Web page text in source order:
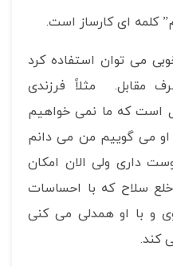
کلمه ای کارساز است.
می توان استفاده کرد
مقابل. مثلاً فرزندی
است که ما نمی خواهیم
او می گوییم من می دانم
داری ولی الان امکان
سلاح که با احساسات
و با او همدلی می کنی
کند.